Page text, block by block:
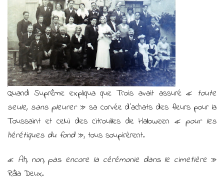
Quand Suprême expliqua que Trois avait assuré « toute
seule, sans pleurer» sa corvée d’achats des fleurs pour la
Toussaint et celui des citrouilles de Halloween «pour les
hérétiques du fond», tous soupirèrent.
« Ah, non, pas encore la cérémonie dans le cimetière »
Râla Deux.